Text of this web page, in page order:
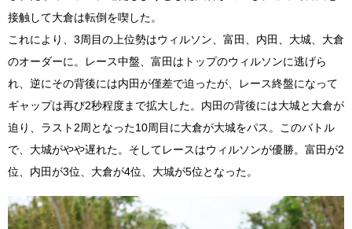
接触して大倉は転倒を喫した。
これにより、3周目の上位勢はウィルソン、富田、内田、大城、大倉
のオーダーに。レース中盤、富田はトップのウィルソンに逃げら
れ、逆にその背後には内田が僅差で迫ったが、レース終盤になって
ギャップは再び2秒程度まで拡大した。内田の背後には大城と大倉が
迫り、ラスト2周となった10周目に大倉が大城をパス。このバトル
で、大城がやや遅れた。そしてレースはウィルソンが優勝。富田が2
位、内田が3位、大倉が4位、大城が5位となった。